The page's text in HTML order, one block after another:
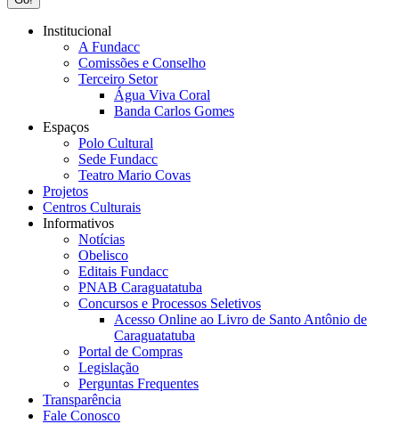
Institucional
A Fundacc
Comissões e Conselho
Terceiro Setor
Água Viva Coral
Banda Carlos Gomes
Espaços
Polo Cultural
Sede Fundacc
Teatro Mario Covas
Projetos
Centros Culturais
Informativos
Notícias
Obelisco
Editais Fundacc
PNAB Caraguatatuba
Concursos e Processos Seletivos
Acesso Online ao Livro de Santo Antônio de
Caraguatatuba
Portal de Compras
Legislação
Perguntas Frequentes
Transparência
Fale Conosco